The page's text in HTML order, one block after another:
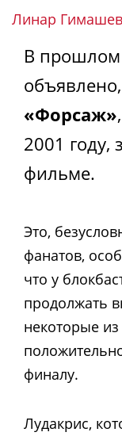
Линар Гимашев
В
«Форсаж»
2001 году,
фильме.
Это,
фанатов,
что у
продолжать
некоторые
финалу.
Лудакрис,